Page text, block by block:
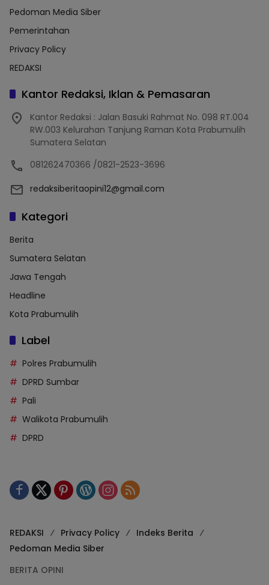
Pedoman Media Siber
Pemerintahan
Privacy Policy
REDAKSI
Kantor Redaksi, Iklan & Pemasaran
Kantor Redaksi : Jalan Basuki Rahmat No. 098 RT.004
RW.003 Kelurahan Tanjung Raman Kota Prabumulih
Sumatera Selatan
081262470366 /0821-2523-3696
redaksiberitaopini12@gmail.com
Kategori
Berita
Sumatera Selatan
Jawa Tengah
Headline
Kota Prabumulih
Label
Polres Prabumulih
DPRD Sumbar
Pali
Walikota Prabumulih
DPRD
REDAKSI Privacy Policy
Indeks Berita
Pedoman Media Siber
BERITA OPINI